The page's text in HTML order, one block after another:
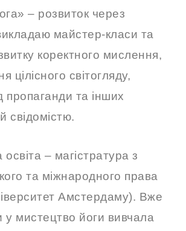
– розвиток через
майстер-класи та
коректного мислення,
цілісного світогляду,
пропаганди та інших
свідомістю.
– магістратура з
та міжнародного права
Амстердаму). Вже
мистецтво йоги вивчала